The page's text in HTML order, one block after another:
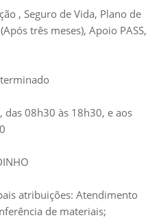
, Seguro de Vida, Plano de
três meses), Apoio PASS,
das 08h30 às 18h30, e aos
atribuições: Atendimento
de materiais;